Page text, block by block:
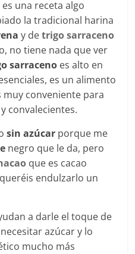
una receta algo
la tradicional harina
y detrigo sarraceno
no tiene nada que ver
sarraceno es alto en
es un alimento
conveniente para
convalecientes.
sin azúcar porque me
negro que le da, pero
que es cacao
endulzarlo un
a darle el toque de
azúcar y lo
mucho más